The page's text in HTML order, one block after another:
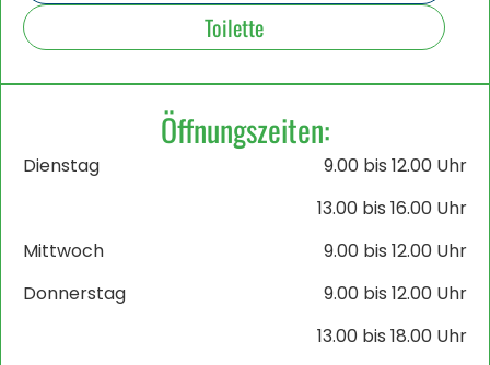
Toilette
Öffnungszeiten:
Dienstag
9.00 bis 12.00 Uhr
13.00 bis 16.00 Uhr
Mittwoch
9.00 bis 12.00 Uhr
Donnerstag
9.00 bis 12.00 Uhr
13.00 bis 18.00 Uhr